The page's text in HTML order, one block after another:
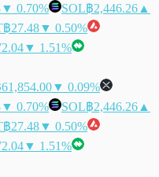
▼ 0.70% SOL฿2,446.26 ▲
฿27.48▼ 0.50%
▼ 1.51%
▼ 0.09%
▼ 0.70% SOL฿2,446.26 ▲
฿27.48▼ 0.50%
▼ 1.51%